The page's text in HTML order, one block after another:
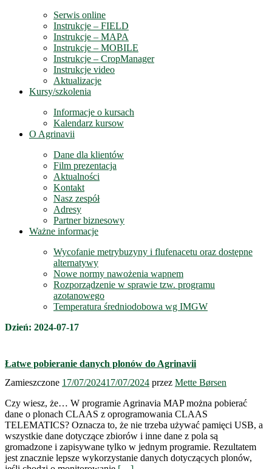
Serwis online
Instrukcje – FIELD
Instrukcje – MAPA
Instrukcje – MOBILE
Instrukcje – CropManager
Instrukcje video
Aktualizacje
Kursy/szkolenia
Informacje o kursach
Kalendarz kursow
O Agrinavii
Dane dla klientów
Film prezentacja
Aktualności
Kontakt
Nasz zespół
Adresy
Partner biznesowy
Ważne informacje
Wycofanie metrybuzyny i flufenacetu oraz dostępne
alternatywy
Nowe normy nawożenia wapnem
Rozporządzenie w sprawie tzw. programu
azotanowego
Temperatura średniodobowa wg IMGW
Dzień: 2024-07-17
Łatwe pobieranie danych plonów do Agrinavii
Zamieszczone 17/07/202417/07/2024 przez Mette Børsen
Czy wiesz, że… W programie Agrinavia MAP można pobierać
dane o plonach CLAAS z oprogramowania CLAAS
TELEMATICS? Oznacza to, że nie trzeba używać pamięci USB, a
wszystkie dane dotyczące zbiorów i inne dane z pola są
gromadzone i zapisywane tylko w jednym programie. Rezultatem
jest znacznie lepsze wykorzystanie danych dotyczących plonów,